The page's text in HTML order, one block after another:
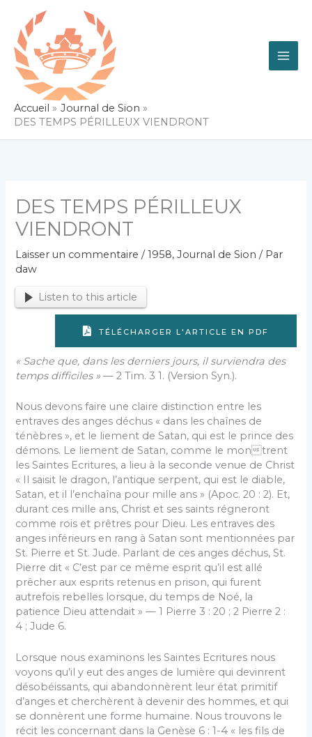
contenu
Accueil
Journal de Sion
DES TEMPS PÉRILLEUX VIENDRONT
DES TEMPS PÉRILLEUX
VIENDRONT
Laisser un commentaire /1958,Journal de Sion / Par
daw
Listen to this article
TÉLÉCHARGER L'ARTICLE EN PDF
« Sache que, dans les derniers jours, il surviendra des
temps difficiles »— 2 Tim. 3 1. (Version Syn.).
Nous devons faire une claire distinction entre les
entraves des anges déchus « dans les chaînes de
ténèbres », et le liement de Satan, qui est le prince des
démons. Le liement de Satan, comme le montrent
les Saintes Ecritures, a lieu à la seconde venue de Christ
« Il saisit le dragon, l’antique serpent, qui est le diable,
Satan, et il l’enchaîna pour mille ans » (Apoc. 20 : 2). Et,
durant ces mille ans, Christ et ses saints régneront
comme rois et prêtres pour Dieu. Les entraves des
anges inférieurs en rang à Satan sont mentionnées par
St. Pierre et St. Jude. Parlant de ces anges déchus, St.
Pierre dit « C’est par ce même esprit qu’il est allé
prêcher aux esprits retenus en prison, qui furent
autrefois rebelles lorsque, du temps de Noé, la
patience Dieu attendait » — 1 Pierre 3 : 20 ; 2 Pierre 2 :
4 ; Jude 6.
Lorsque nous examinons les Saintes Ecritures nous
voyons qu’il y eut des anges de lumière qui devinrent
désobéissants, qui abandonnèrent leur état primitif
d’anges et cherchèrent à devenir des hommes, et qui
se donnèrent une forme humaine. Nous trouvons le
récit les concernant dans la Genèse 6 : 1-4 « les fils de